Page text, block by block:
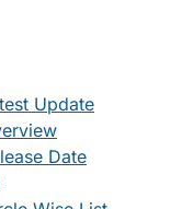
Update
Date